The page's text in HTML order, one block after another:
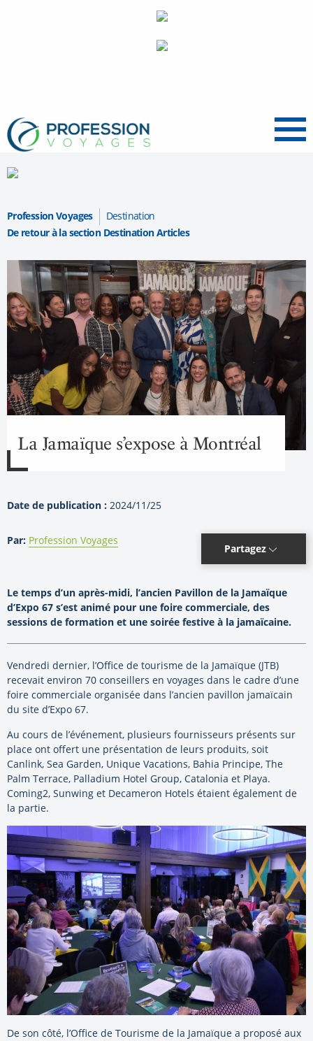
Menu
Profession Voyages
Destination
De retour à la section Destination Articles
La Jamaïque s’expose à Montréal
Date de publication : 2024/11/25
Par: Profession Voyages
Partagez
Le temps d’un après-midi, l’ancien Pavillon de la Jamaïque
d’Expo 67 s’est animé pour une foire commerciale, des
sessions de formation et une soirée festive à la jamaïcaine.
Vendredi dernier, l’Office de tourisme de la Jamaïque (JTB)
recevait environ 70 conseillers en voyages dans le cadre d’une
foire commerciale organisée dans l’ancien pavillon jamaïcain
du site d’Expo 67.
Au cours de l’événement, plusieurs fournisseurs présents sur
place ont offert une présentation de leurs produits, soit
Canlink, Sea Garden, Unique Vacations, Bahia Principe, The
Palm Terrace, Palladium Hotel Group, Catalonia et Playa.
Coming2, Sunwing et Decameron Hotels étaient également de
la partie.
De son côté, l’Office de Tourisme de la Jamaïque a proposé aux